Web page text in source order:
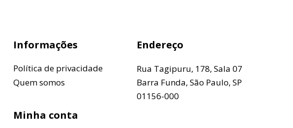
Informações
Política de privacidade
Quem somos
Minha conta
Endereço
Rua Tagipuru, 178, Sala 07
Barra Funda, São Paulo, SP
01156-000